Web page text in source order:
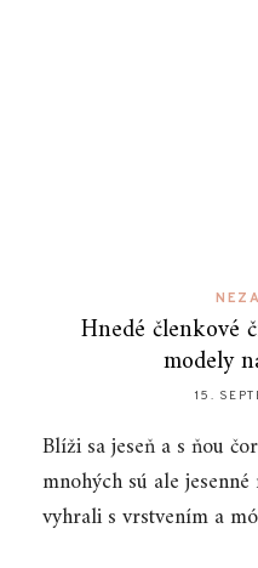
Hnedé členkové
modely
15.
Blíži sa jeseň a s ňou
mnohých sú ale
vyhrali s vrstvením a